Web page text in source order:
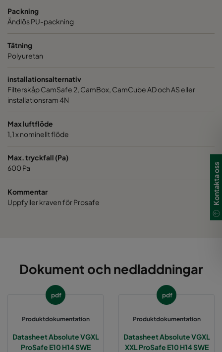
VGXL14-610x610x292-P-PS
VGXXL14-610x305x292-P-PS
Packning
Ändlös PU-packning
Tätning
Polyuretan
installationsalternativ
Filterskåp CamSafe 2, CamBox, CamCube AD och AS eller
installationsram 4N
Max luftflöde
1,1 x nominellt flöde
Max. tryckfall (Pa)
600 Pa
Kommentar
Uppfyller kraven för Prosafe
Dokument och nedladdningar
pdf
Produktdokumentation
Datasheet Absolute VGXL
ProSafe E10 H14 SWE
pdf
Produktdokumentation
Datasheet Absolute VGXL
XXL ProSafe E10 H14 SWE
Kontakta oss